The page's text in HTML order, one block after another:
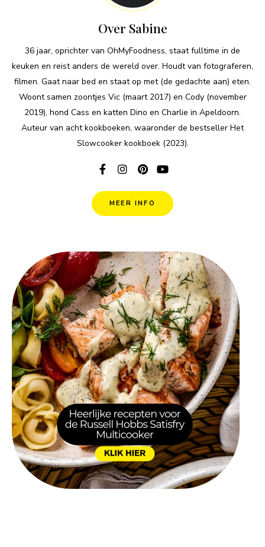
Over Sabine
36 jaar, oprichter van OhMyFoodness, staat fulltime in de
keuken en reist anders de wereld over. Houdt van fotograferen,
filmen. Gaat naar bed en staat op met (de gedachte aan) eten.
Woont samen zoontjes Vic (maart 2017) en Cody (november
2019), hond Cass en katten Dino en Charlie in Apeldoorn.
Auteur van acht kookboeken, waaronder de bestseller Het
Slowcooker kookboek (2023).
MEER INFO